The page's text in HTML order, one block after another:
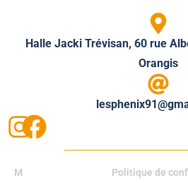
Halle Jacki Trévisan, 60 rue
Orangis
M
Politique de